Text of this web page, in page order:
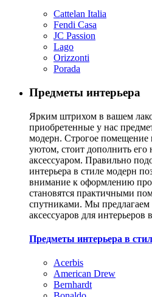
Cattelan Italia
Fendi Casa
JC Passion
Lago
Orizzonti
Porada
Предметы интерьера
Ярким штрихом в вашем
приобретенные у нас
модерн. Строгое помещение
уютом, стоит дополнить
аксессуаром. Правильно
интерьера в стиле модерн
внимание к оформлению
становятся практичными
спутниками. Мы
аксессуаров для интерьеров
Предметы интерьера в
Acerbis
American Drew
Bernhardt